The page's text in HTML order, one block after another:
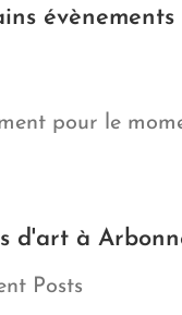
pour le
d'art à
Posts